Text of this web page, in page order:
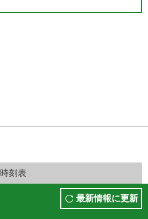
時刻表
最新情報に更新